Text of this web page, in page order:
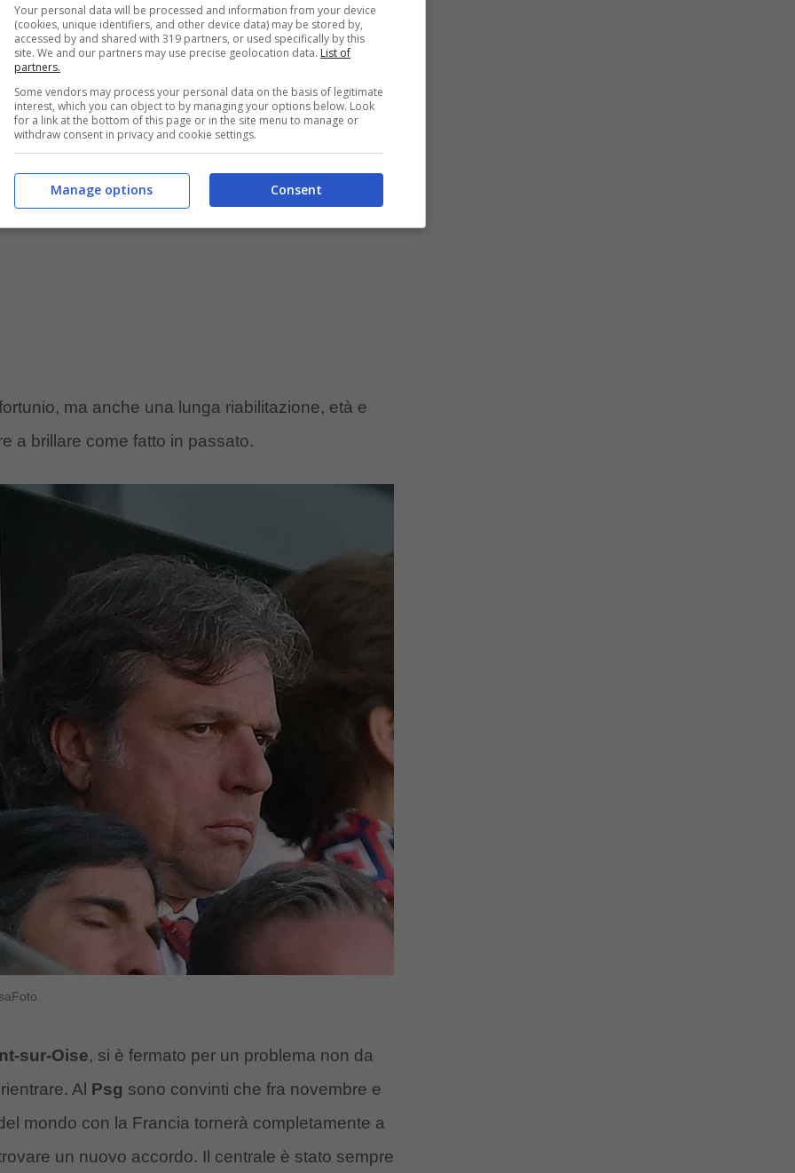
fiuta il grande affare ma si
ma anche una lunga riabilitazione, età e
a brillare come fatto in passato.
sur-Oise, si è fermato per un problema non da
Al Psg sono convinti che fra novembre e
mondo con la Francia tornerà completamente a
un nuovo accordo. Il centrale è stato sempre
Your personal data will be processed and information from your device
(cookies, unique identifiers, and other device data) may be stored by,
accessed by and shared with 319 partners, or used specifically by this
site. We and our partners may use precise geolocation data. List of
partners.
Some vendors may process your personal data on the basis of legitimate
interest, which you can object to by managing your options below. Look
for a link at the bottom of this page or in the site menu to manage or
withdraw consent in privacy and cookie settings.
Consent
Manage options